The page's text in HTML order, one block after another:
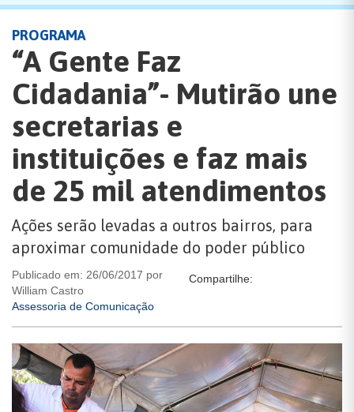
PROGRAMA
“A Gente Faz
Cidadania”- Mutirão une
secretarias e
instituições e faz mais
de 25 mil atendimentos
Ações serão levadas a outros bairros, para
aproximar comunidade do poder público
Publicado em: 26/06/2017 por
William Castro
Assessoria de Comunicação
Compartilhe: